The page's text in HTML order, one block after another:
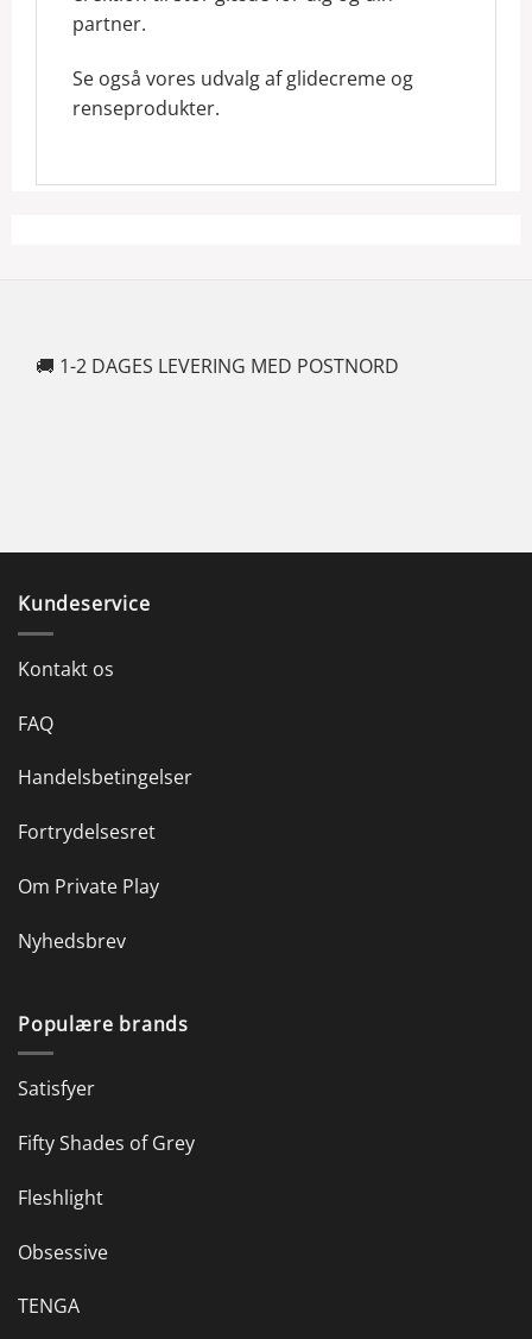
partner.
Se også vores udvalg af glidecreme og
renseprodukter.
🚚 1-2 DAGES LEVERING MED POSTNORD
Kundeservice
Kontakt os
FAQ
Handelsbetingelser
Fortrydelsesret
Om Private Play
Nyhedsbrev
Populære brands
Satisfyer
Fifty Shades of Grey
Fleshlight
Obsessive
TENGA